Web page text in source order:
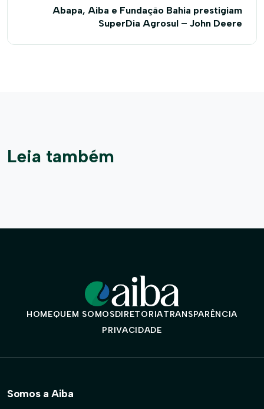
Abapa, Aiba e Fundação Bahia prestigiam
SuperDia Agrosul – John Deere
Leia também
HOMEQUEM SOMOSDIRETORIATRANSPARÊNCIA
PRIVACIDADE
Somos a Aiba